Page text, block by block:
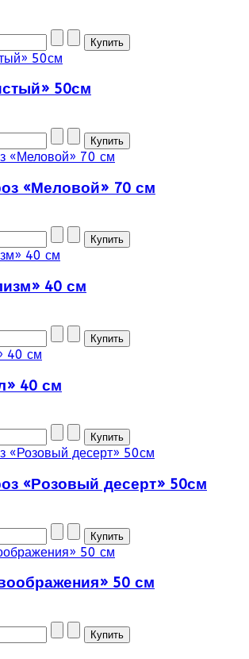
50см
«Меловой» 70 см
40 см
40 см
«Розовый десерт» 50см
50 см